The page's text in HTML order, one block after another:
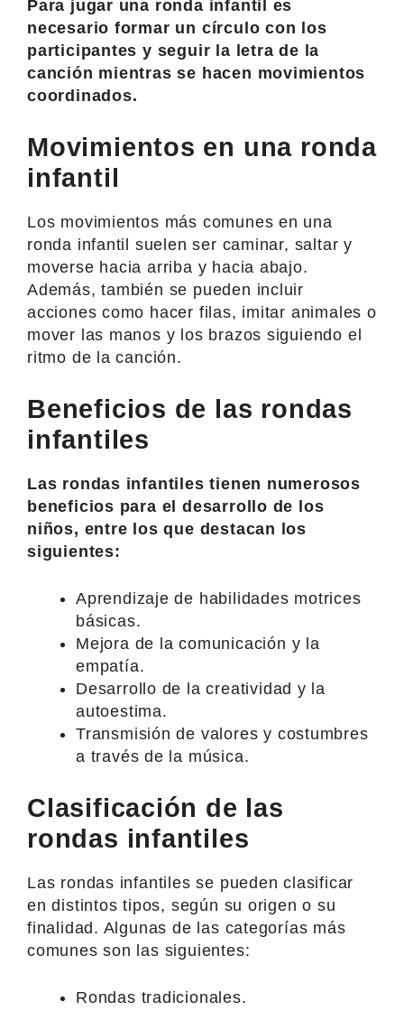
Para jugar una ronda infantil es
necesario formar un círculo con los
participantes y seguir la letra de la
canción mientras se hacen movimientos
coordinados.
Movimientos en una ronda
infantil
Los movimientos más comunes en una
ronda infantil suelen ser caminar, saltar y
moverse hacia arriba y hacia abajo.
Además, también se pueden incluir
acciones como hacer filas, imitar animales o
mover las manos y los brazos siguiendo el
ritmo de la canción.
Beneficios de las rondas
infantiles
Las rondas infantiles tienen numerosos
beneficios para el desarrollo de los
niños, entre los que destacan los
siguientes:
Aprendizaje de habilidades motrices
básicas.
Mejora de la comunicación y la
empatía.
Desarrollo de la creatividad y la
autoestima.
Transmisión de valores y costumbres
a través de la música.
Clasificación de las
rondas infantiles
Las rondas infantiles se pueden clasificar
en distintos tipos, según su origen o su
finalidad. Algunas de las categorías más
comunes son las siguientes:
Rondas tradicionales.